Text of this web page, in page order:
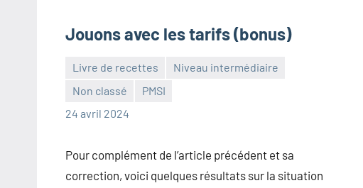
Jouons avec les tarifs (bonus)
Livre de recettes
Niveau intermédiaire
Non classé
PMSI
24 avril 2024
Frédéric
Senis
Aucun
commentaire
Pour complément de l’article précédent et sa
correction, voici quelques résultats sur la situation